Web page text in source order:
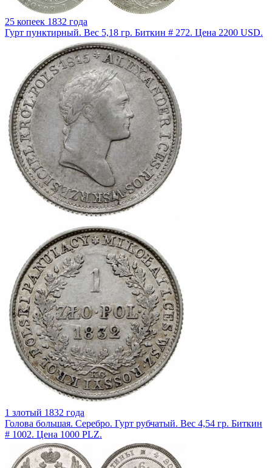
25 копеек 1832 года
Гурт пунктирный. Вес 5,18 гр. Биткин # 272. Цена 2200 USD.
1 злотый 1832 года
Голова большая. Серебро. Гурт рубчатый. Вес 4,54 гр. Биткин
# 1002. Цена 1000 PLZ.